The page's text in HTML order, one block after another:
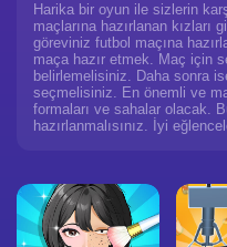
Harika bir oyun ile sizlerin
maçlarına hazırlanan
göreviniz futbol maçına
maça hazır etmek. Maç için
belirlemelisiniz. Daha sonra
seçmelisiniz. En önemli ve
formaları ve sahalar olacak.
hazırlanmalısınız. İyi